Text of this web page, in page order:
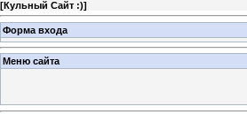
[Кульный Сайт :)]
Форма входа
Меню сайта